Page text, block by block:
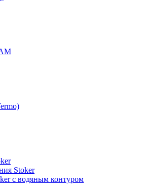
Stoker
с водяным контуром